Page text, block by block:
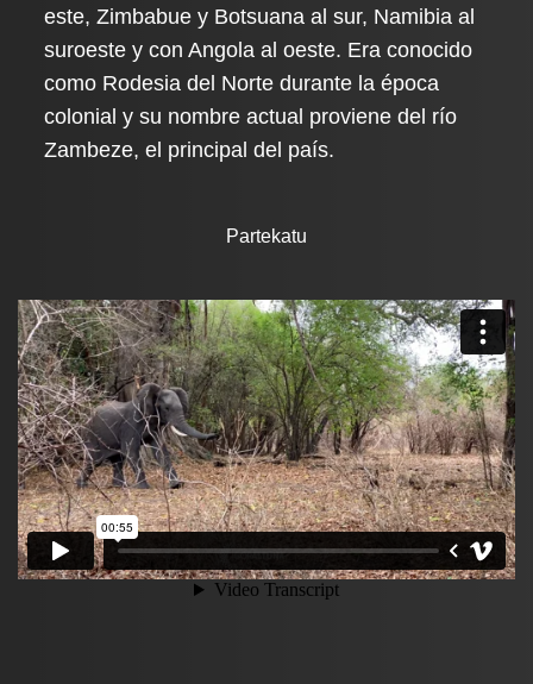
este, Zimbabue y Botsuana al sur, Namibia al
suroeste y con Angola al oeste. Era conocido
como Rodesia del Norte durante la época
colonial y su nombre actual proviene del río
Zambeze, el principal del país.
Partekatu